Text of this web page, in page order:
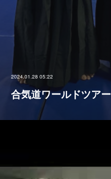
2024.01.28 05:22
合気道ワールドツア